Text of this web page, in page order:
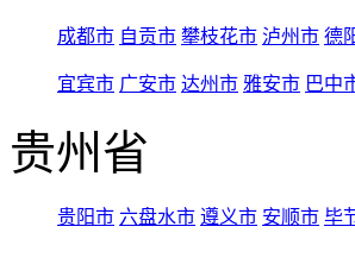
成都市 自贡市 攀枝花市 泸州市 德
宜宾市 广安市 达州市 雅安市 巴中
贵州省
贵阳市 六盘水市 遵义市 安顺市 毕